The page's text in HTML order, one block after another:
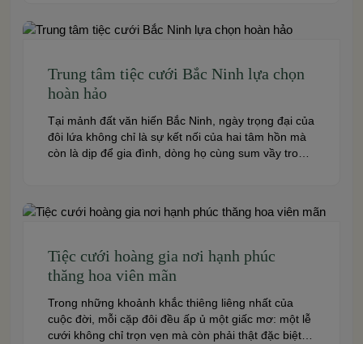
Trung tâm tiệc cưới Bắc Ninh lựa chọn
hoàn hảo
Tại mảnh đất văn hiến Bắc Ninh, ngày trọng đại của
đôi lứa không chỉ là sự kết nối của hai tâm hồn mà
còn là dịp để gia đình, dòng họ cùng sum vầy trong
Tiệc cưới hoàng gia nơi hạnh phúc
thăng hoa viên mãn
Trong những khoảnh khắc thiêng liêng nhất của
cuộc đời, mỗi cặp đôi đều ấp ủ một giấc mơ: một lễ
cưới không chỉ trọn vẹn mà còn phải thật đặc biệt,